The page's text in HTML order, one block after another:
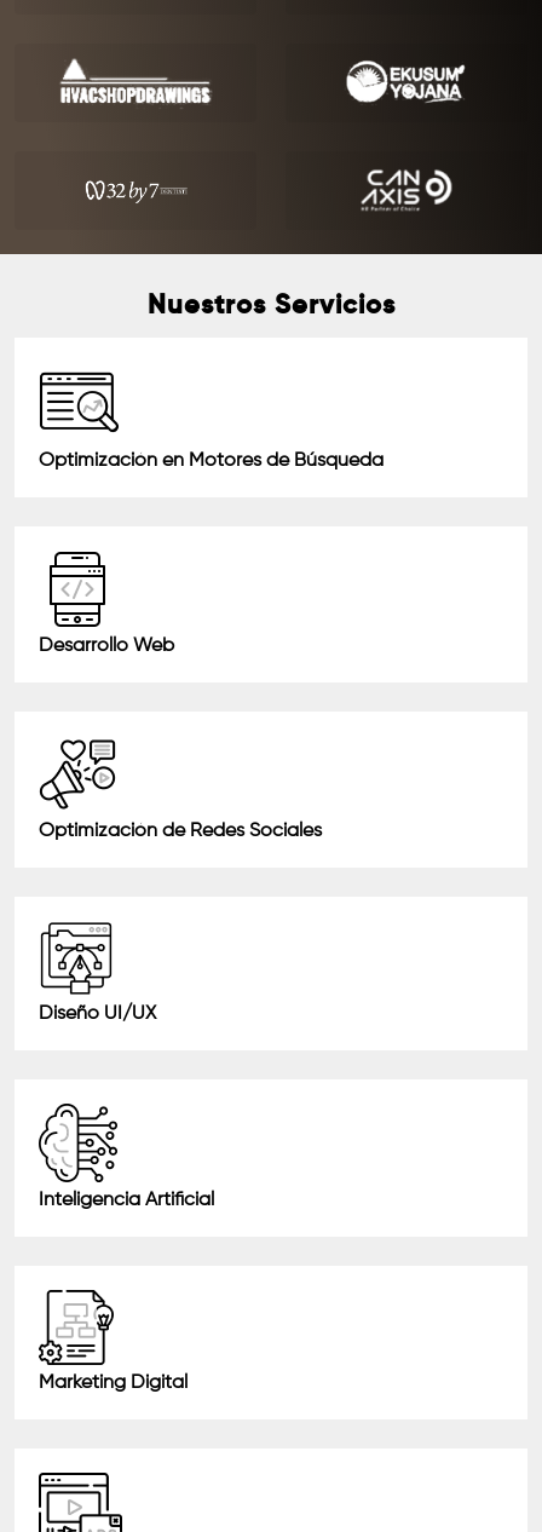
Nuestros Servicios
Optimización en Motores de Búsqueda
Desarrollo Web
Optimización de Redes Sociales
Diseño UI/UX
Inteligencia Artificial
Marketing Digital